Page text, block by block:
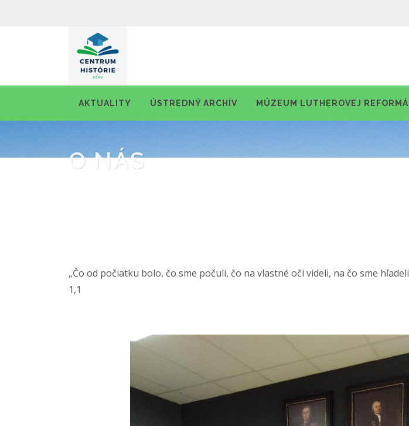
AKTUALITY ÚSTREDNÝ ARCHÍV MÚZEUM LUTHEROVEJ
O NÁS
„Čo od počiatku bolo, čo sme počuli, čo na vlastné oči videli, na čo sme
1,1